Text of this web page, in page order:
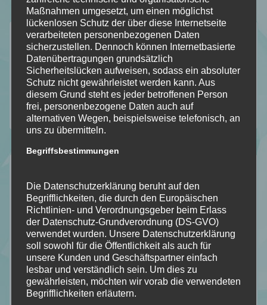
mir
Facebook
mir
auf
Instagram
mir
auf
Pinterest
meinem
Blog
mit
Bloglovin
Der Durchblick
Mein Stapel ungelesener Bücher [SuB]
Meine gelesenen Bücher!
Wer ist Calipa?
Wunschliste
Allgemein
Bookish – Bingo
Einblick in meine Art
Gedankengänge
Literatur Orakel
Mit Humor genommen
Neuzugänge
Maßnahmen umgesetzt, um einen möglichst
lückenlosen Schutz der über diese Internetseite
verarbeiteten personenbezogenen Daten
sicherzustellen. Dennoch können Internetbasierte
Datenübertragungen grundsätzlich
Sicherheitslücken aufweisen, sodass ein absoluter
Schutz nicht gewährleistet werden kann. Aus
diesem Grund steht es jeder betroffenen Person
frei, personenbezogene Daten auch auf
alternativen Wegen, beispielsweise telefonisch, an
uns zu übermitteln.
Begriffsbestimmungen
Die Datenschutzerklärung beruht auf den
Begrifflichkeiten, die durch den Europäischen
Richtlinien- und Verordnungsgeber beim Erlass
der Datenschutz-Grundverordnung (DS-GVO)
verwendet wurden. Unsere Datenschutzerklärung
soll sowohl für die Öffentlichkeit als auch für
unsere Kunden und Geschäftspartner einfach
lesbar und verständlich sein. Um dies zu
gewährleisten, möchten wir vorab die verwendeten
Begrifflichkeiten erläutern.